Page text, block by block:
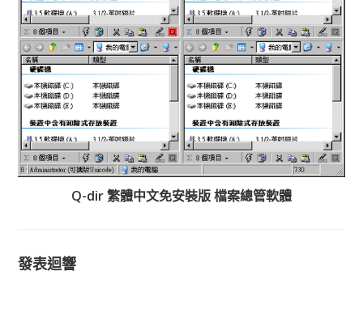
Q-dir 繁體中文免安裝版 檔案總管軟體
發表迴響